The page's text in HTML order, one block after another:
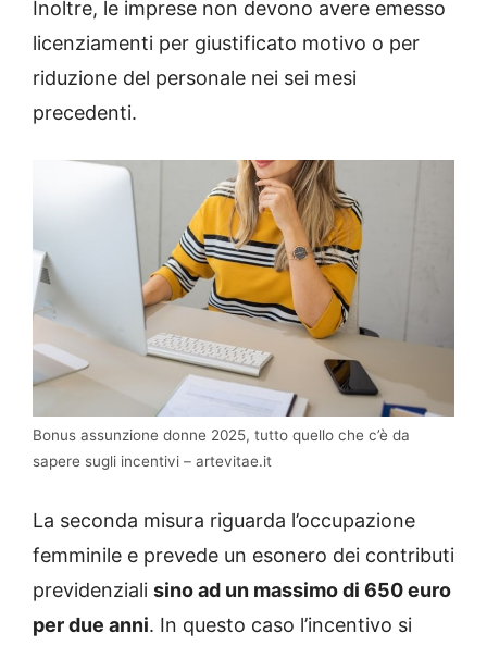
Inoltre, le imprese non devono avere emesso
licenziamenti per giustificato motivo o per
riduzione del personale nei sei mesi
precedenti.
Bonus assunzione donne 2025, tutto quello che c’è da
sapere sugli incentivi – artevitae.it
La seconda misura riguarda l’occupazione
femminile e prevede un esonero dei contributi
previdenziali sino ad un massimo di 650 euro
per due anni. In questo caso l’incentivo si